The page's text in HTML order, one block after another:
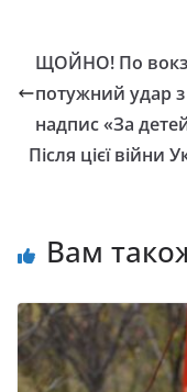
ЩОЙНО! По
потужний удар з
надпис «За
Після цієї війни
Вам